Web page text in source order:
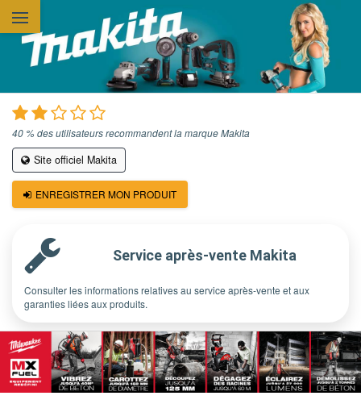
40 % des utilisateurs recommandent la marque Makita
Site officiel Makita
ENREGISTRER MON PRODUIT
Service après-vente Makita
Consulter les informations relatives au service après-vente et aux
garanties liées aux produits.